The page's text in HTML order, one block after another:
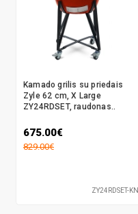
Kamado grilis su priedais
Zyle 62 cm, X Large
ZY24RDSET, raudonas..
675.00€
829.00€
ZY24RDSET-KN